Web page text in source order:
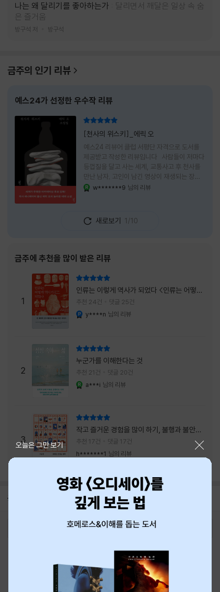
나는 왜 달리기를 좋아하는가
달리면서 깨달은 일상 속 숨
은 즐거움
방구석 저 방구석
금주의 인기 리뷰
예스24가 선정한 우수작 리뷰
[천사의 위스키]_에릭 오
예스24 리뷰어 클럽 서평단 자격으로 도서를
제공받고 작성한 리뷰입니다 사람들이 저마다
등껍질을 달고 사는 세계, 교통사고 후 천사를
만난 남자, 고인이 남긴 영상이 재생되는 장례
식장에서 똥을 싼 개. 이 책에는 몇 줄만 읽어도
넘어가 있었다. 소설을 읽으면서 잘 만든 단편
애니메이션 여러 편을 차례로 보는 기분이 들었
선명하게 그려졌고, 한 편이 끝날 때마다 질문
이 뒤따라왔다. 감출 수 없는 세계는 더 다정할
까 「등껍질」의 세계에서 사람들은 저마다 다른
등껍질을 달고 살아간다. 몸의 일부이면서 한
사람을 표현하는 수단
w*******9 님의 리뷰
새로보기 1/10
금주에 추천을 많이 받은 리뷰
1
인류는 이렇게 역사가 되었다 <인류는 어떻게
역사가 되었나>
추천 24건 댓글 25건
y****n 님의 리뷰
2
누군가를 이해한다는 것
추천 21건 댓글 20건
a***i 님의 리뷰
3
작고 즐거운 경험을 많이 하기, 불행과 불안을
회피하지 말기, 그리고 좋은 사람을 많이 만나
기.
추천 17건
댓글 17건
h*******1 님의 리뷰
공지 8월 신용카드 무이자할부 안내
오늘은 그만 보기
최근 본 상품
티켓 1544-6399
중고샵 1566-4295
eBook 1:1문의/채팅상담
예스이십사(주) 사업자 정보
이용약관
개인정보처리방침 청소년보호정책